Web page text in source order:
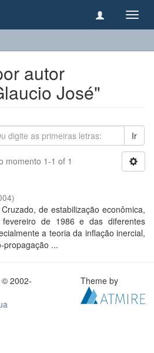
autor
José"
Ir
momento 1-1 of 1
)
de estabilização econômica,
de 1986 e das diferentes
a teoria da inflação inercial,
propagação ...
2002-
Theme by